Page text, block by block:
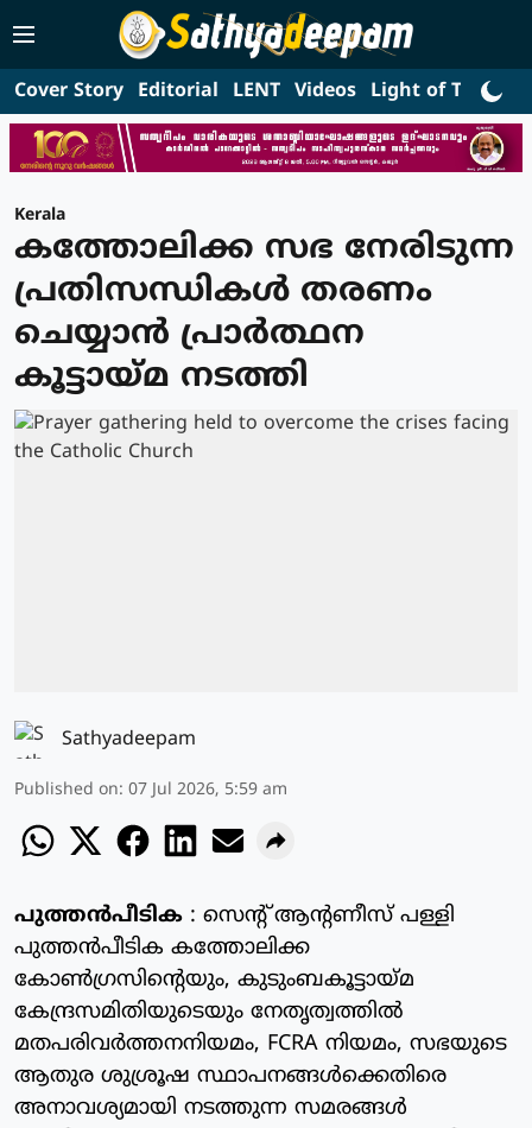
Cover Story Editorial LENT Videos Light of Truth
Kerala
കത്തോലിക്ക സഭ നേരിടുന്ന
പ്രതിസന്ധികൾ തരണം
ചെയ്യാൻ പ്രാർത്ഥന
കൂട്ടായ്മ നടത്തി
Sathyadeepam
Published on: 07 Jul 2026, 5:59 am
പുത്തൻപീടിക : സെന്റ് ആന്റണീസ് പള്ളി
പുത്തൻപീടിക കത്തോലിക്ക
കോൺഗ്രസിന്റെയും, കുടുംബകൂട്ടായ്മ
കേന്ദ്രസമിതിയുടെയും നേതൃത്വത്തിൽ
മതപരിവർത്തനനിയമം, FCRA നിയമം, സഭയുടെ
ആതുര ശുശ്രൂഷ സ്ഥാപനങ്ങൾക്കെതിരെ
അനാവശ്യമായി നടത്തുന്ന സമരങ്ങൾ